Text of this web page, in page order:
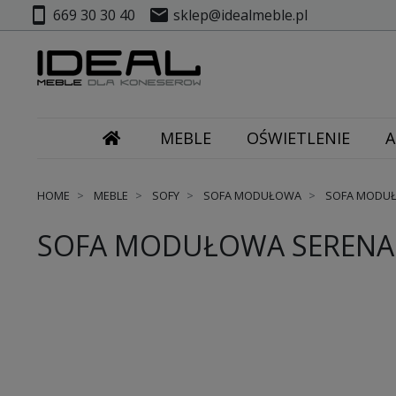
smartphone 669 30 30 40 mail sklep@idealmeble.pl
MEBLE OŚWIETLENIE
HOME MEBLE SOFY SOFA MODUŁOWA SOFA
SOFA MODUŁOWA